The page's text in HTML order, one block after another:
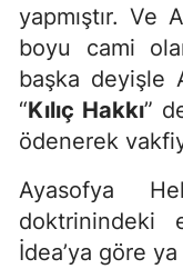
yapmıştır. Ve
boyu cami
başka deyişle
“Kılıç Hakkı”
ödenerek
Ayasofya
doktrinindeki
İdea’ya göre